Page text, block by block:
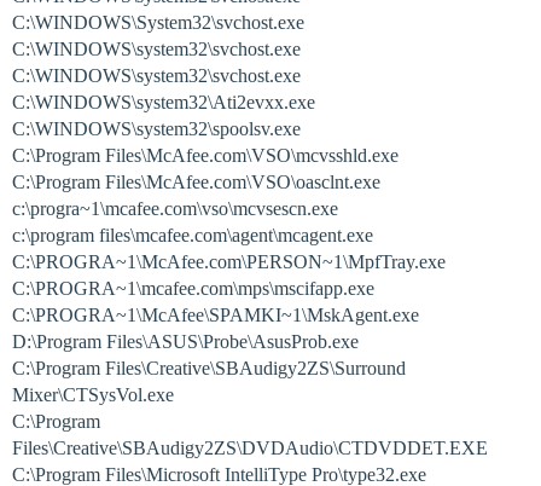
C:\WINDOWS\System32\svchost.exe
C:\WINDOWS\system32\svchost.exe
C:\WINDOWS\system32\svchost.exe
C:\WINDOWS\system32\Ati2evxx.exe
C:\WINDOWS\system32\spoolsv.exe
C:\Program Files\McAfee.com\VSO\mcvsshld.exe
C:\Program Files\McAfee.com\VSO\oasclnt.exe
c:\progra~1\mcafee.com\vso\mcvsescn.exe
c:\program files\mcafee.com\agent\mcagent.exe
C:\PROGRA~1\McAfee.com\PERSON~1\MpfTray.exe
C:\PROGRA~1\mcafee.com\mps\mscifapp.exe
C:\PROGRA~1\McAfee\SPAMKI~1\MskAgent.exe
D:\Program Files\ASUS\Probe\AsusProb.exe
C:\Program Files\Creative\SBAudigy2ZS\Surround
Mixer\CTSysVol.exe
C:\Program
Files\Creative\SBAudigy2ZS\DVDAudio\CTDVDDET.EXE
C:\Program Files\Microsoft IntelliType Pro\type32.exe